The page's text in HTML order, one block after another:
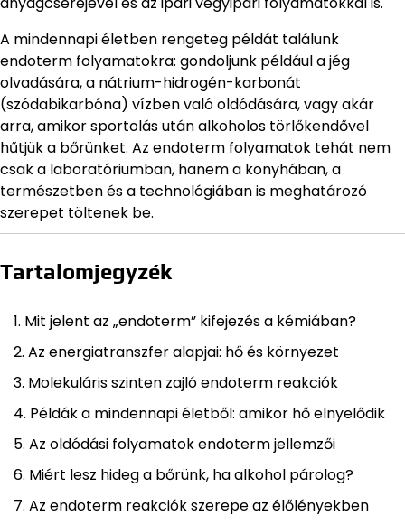
A mindennapi életben rengeteg példát találunk
endoterm folyamatokra: gondoljunk például a jég
olvadására, a nátrium-hidrogén-karbonát
(szódabikarbóna) vízben való oldódására, vagy akár
arra, amikor sportolás után alkoholos törlőkendővel
hűtjük a bőrünket. Az endoterm folyamatok tehát nem
csak a laboratóriumban, hanem a konyhában, a
természetben és a technológiában is meghatározó
szerepet töltenek be.
Tartalomjegyzék
Mit jelent az „endoterm” kifejezés a kémiában?
Az energiatranszfer alapjai: hő és környezet
Molekuláris szinten zajló endoterm reakciók
Példák a mindennapi életből: amikor hő elnyelődik
Az oldódási folyamatok endoterm jellemzői
Miért lesz hideg a bőrünk, ha alkohol párolog?
Az endoterm reakciók szerepe az élőlényekben